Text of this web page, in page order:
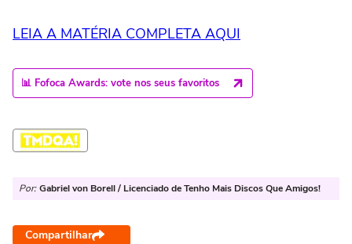
LEIA A MATÉRIA COMPLETA AQUI
📊 Fofoca Awards: vote nos seus favoritos
Por: Gabriel von Borell / Licenciado de Tenho Mais Discos Que Amigos!
Compartilhar